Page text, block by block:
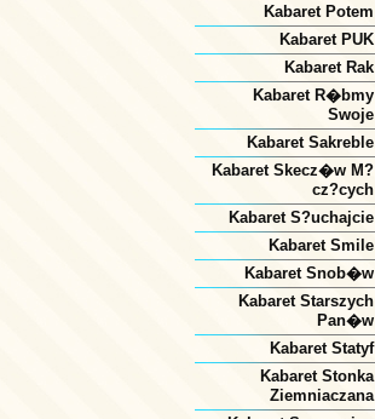
Kabaret Potem
Kabaret PUK
Kabaret Rak
Kabaret R�bmy
Swoje
Kabaret Sakreble
Kabaret Skecz�w M?
cz?cych
Kabaret S?uchajcie
Kabaret Smile
Kabaret Snob�w
Kabaret Starszych
Pan�w
Kabaret Statyf
Kabaret Stonka
Ziemniaczana